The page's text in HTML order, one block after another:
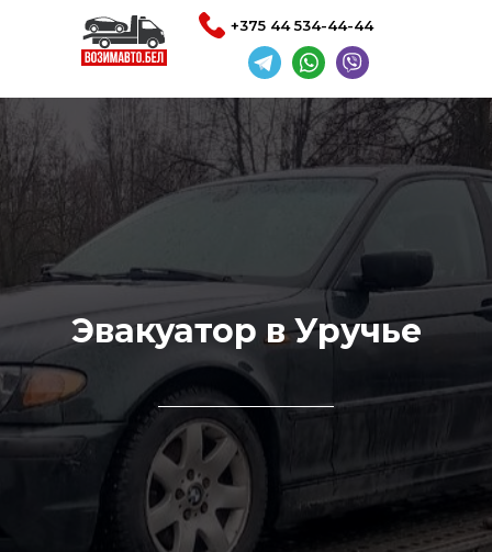
+375 44 534-44-44
Эвакуатор в Уручье